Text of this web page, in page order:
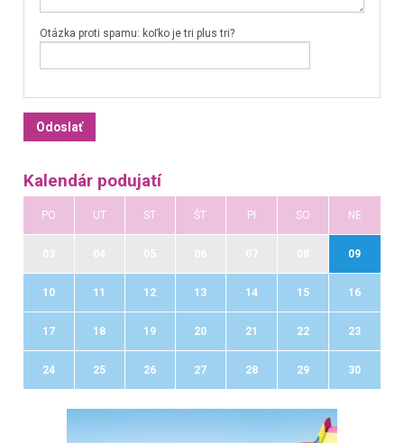
Otázka proti spamu: koľko je tri plus tri?
Kalendár podujatí
PO UT ST ŠT PI SO NE
09
10 11 12 13 14 15 16
17 18 19 20 21 22 23
24 25 26 27 28 29 30